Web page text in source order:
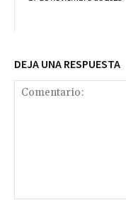
DEJA UNA RESPUESTA